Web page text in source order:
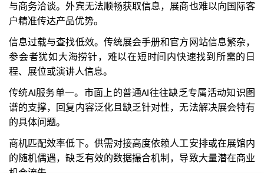
与商务洽谈。外宾无法顺畅获取信息，展商也难以向国际客
户精准传达产品优势。
信息过载与查找低效。传统展会手册和官方网站信息繁杂，
参会者犹如大海捞针，难以在短时间内快速找到所需的日
程、展位或演讲人信息。
传统AI 服务单一。市面上的普通AI 往往缺乏专属活动知识图
谱的支撑，回复内容泛化且缺乏针对性，无法解决展会特有
的具体问题。
商机匹配效率低下。供需对接高度依赖人工安排或在展馆内
的随机偶遇，缺乏有效的数据撮合机制，导致大量潜在商业